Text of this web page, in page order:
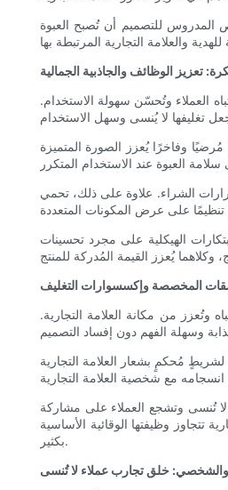
المدروس للتصميم أن تُصبح العبوة
تعزيز الوظائف والجاذبية الجمالية
العملاء وتُحسّن سهولة الاستخدام.
مُرضيًا وفاخرًا يُعزز الصورة المتميزة
الشراء. علاوة على ذلك، تحمي
الهيكلية على مجرد تحسينات
المخصصة وإكسسوارات التغليف
وتُعزز من مكانة العلامة التجارية.
مُحكمٍ بشعار العلامة التجارية
لا تُنسى وتشجع العملاء على مشاركة
وظيفتها الوقائية الأساسية
بكثير.
والشخصي: خلق تجارب عملاء لا تُنسى